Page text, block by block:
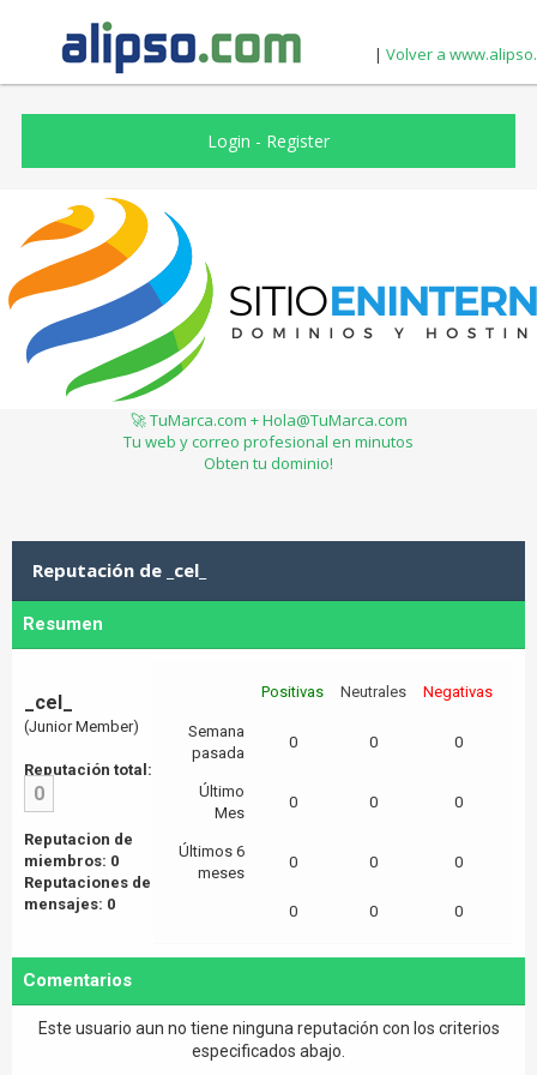
| Volver a
Login - Register
🚀 TuMarca.com + Hola@TuMarca.com
Tu web y correo profesional en minutos
Obten tu dominio!
Reputación de _cel_
Resumen
_cel_
(Junior Member)
Reputación total:
0
Reputacion de
miembros: 0
Reputaciones de
mensajes: 0
Positivas Neutrales Negativas
Semana
pasada
0 0 0
Último
Mes
0 0 0
Últimos 6
meses
0 0 0
0 0 0
Comentarios
Este usuario aun no tiene ninguna reputación con los criterios
especificados abajo.